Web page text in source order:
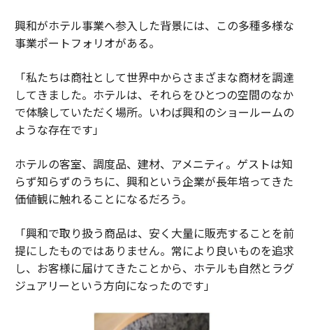
興和がホテル事業へ参入した背景には、この多種多様な
事業ポートフォリオがある。
「私たちは商社として世界中からさまざまな商材を調達
してきました。ホテルは、それらをひとつの空間のなか
で体験していただく場所。いわば興和のショールームの
ような存在です」
ホテルの客室、調度品、建材、アメニティ。ゲストは知
らず知らずのうちに、興和という企業が長年培ってきた
価値観に触れることになるだろう。
「興和で取り扱う商品は、安く大量に販売することを前
提にしたものではありません。常により良いものを追求
し、お客様に届けてきたことから、ホテルも自然とラグ
ジュアリーという方向になったのです」